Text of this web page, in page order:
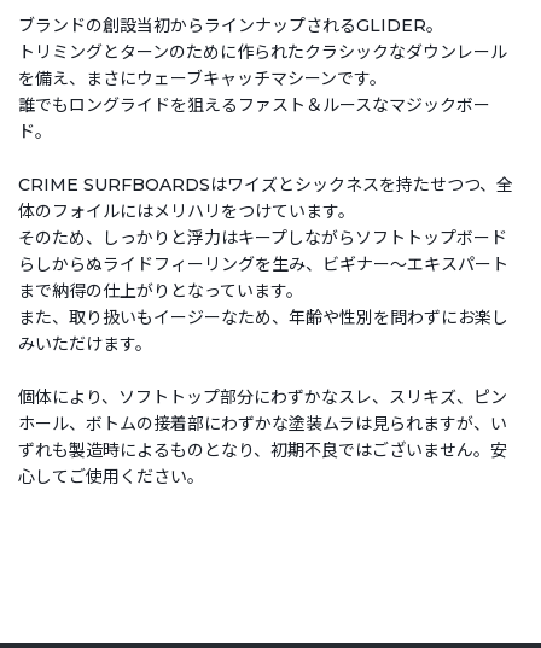
ブランドの創設当初からラインナップされるGLIDER。
トリミングとターンのために作られたクラシックなダウンレール
を備え、まさにウェーブキャッチマシーンです。
誰でもロングライドを狙えるファスト＆ルースなマジックボー
ド。
CRIME SURFBOARDSはワイズとシックネスを持たせつつ、全
体のフォイルにはメリハリをつけています。
そのため、しっかりと浮力はキープしながらソフトトップボード
らしからぬライドフィーリングを生み、ビギナー～エキスパート
まで納得の仕上がりとなっています。
また、取り扱いもイージーなため、年齢や性別を問わずにお楽し
みいただけます。
個体により、ソフトトップ部分にわずかなスレ、スリキズ、ピン
ホール、ボトムの接着部にわずかな塗装ムラは見られますが、い
ずれも製造時によるものとなり、初期不良ではございません。安
心してご使用ください。